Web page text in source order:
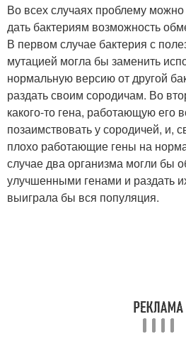
Во всех случаях проблему
дать бактериям возможность
В первом случае бактерия с
мутацией могла бы заменить
нормальную версию от другой
раздать своим сородичам. Во
какого-то гена, работающую
позаимствовать у сородичей, и,
плохо работающие гены на
случае два организма могли бы
улучшенными генами и раздать
выиграла бы вся популяция.